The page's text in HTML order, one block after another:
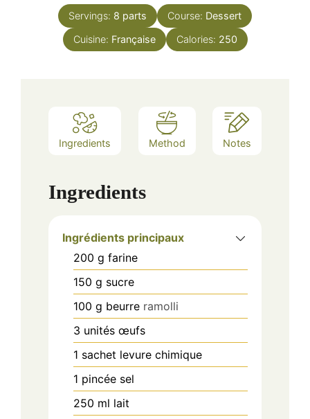
Servings: 8 parts Course: Dessert
Cuisine: Française Calories: 250
Ingredients Method Notes
Ingredients
Ingrédients principaux
200 g farine
150 g sucre
100 g beurre ramolli
3 unités œufs
1 sachet levure chimique
1 pincée sel
250 ml lait